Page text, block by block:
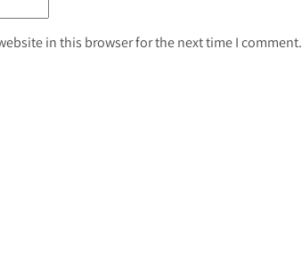
in this browser for the next time I comment.